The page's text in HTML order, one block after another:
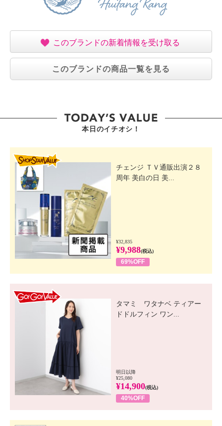
このブランドの新着情報を受け取る
このブランドの商品一覧を見る
本日のイチオシ！
チェンジ ＴＶ通販出演２８
周年 美白の日 美...
¥32,835
¥9,988(税込)
69%OFF
タマミ ワタナベ ティアー
ドドルフィン ワン...
明日以降
¥25,080
¥14,900(税込)
40%OFF